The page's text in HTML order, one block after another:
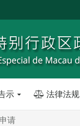
示 法律法规
请